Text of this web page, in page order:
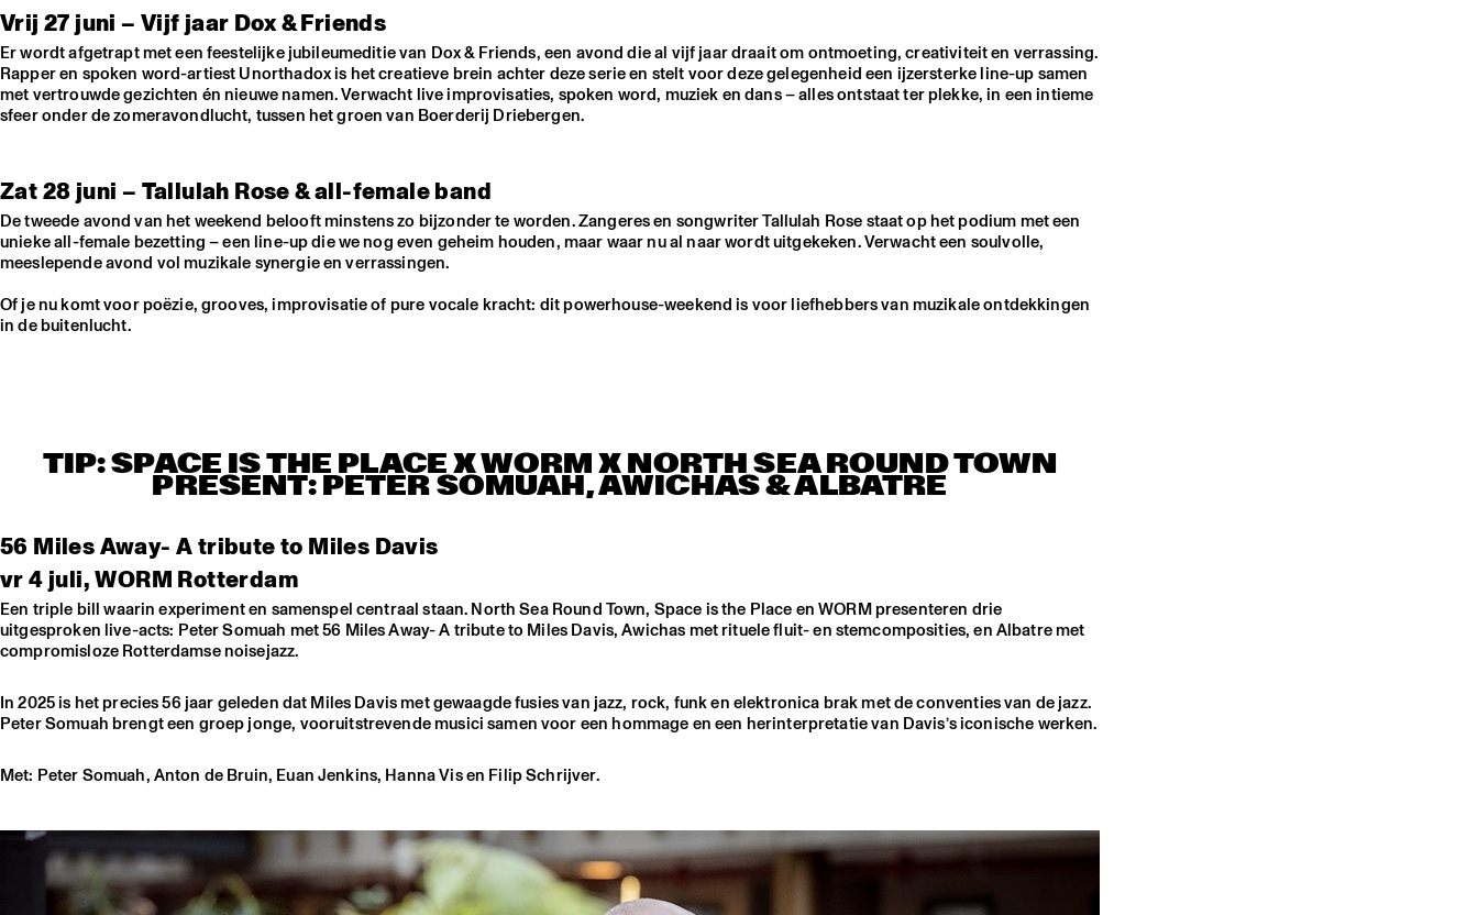
Vrij 27 juni – Vijf jaar Dox & Friends
Er wordt afgetrapt met een feestelijke jubileumeditie van Dox & Friends, een avond die al vijf jaar draait om ontmoeting, creativiteit en verrassing.
Rapper en spoken word-artiest Unorthadox is het creatieve brein achter deze serie en stelt voor deze gelegenheid een ijzersterke line-up samen
met vertrouwde gezichten én nieuwe namen. Verwacht live improvisaties, spoken word, muziek en dans – alles ontstaat ter plekke, in een intieme
sfeer onder de zomeravondlucht, tussen het groen van Boerderij Driebergen.
Zat 28 juni – Tallulah Rose & all-female band
De tweede avond van het weekend belooft minstens zo bijzonder te worden. Zangeres en songwriter Tallulah Rose staat op het podium met een
unieke all-female bezetting – een line-up die we nog even geheim houden, maar waar nu al naar wordt uitgekeken. Verwacht een soulvolle,
meeslepende avond vol muzikale synergie en verrassingen.
Of je nu komt voor poëzie, grooves, improvisatie of pure vocale kracht: dit powerhouse-weekend is voor liefhebbers van muzikale ontdekkingen
in de buitenlucht.
TIP: SPACE IS THE PLACE X WORM X NORTH SEA ROUND TOWN
PRESENT: PETER SOMUAH, AWICHAS & ALBATRE
56 Miles Away- A tribute to Miles Davis
vr 4 juli, WORM Rotterdam
Een triple bill waarin experiment en samenspel centraal staan. North Sea Round Town, Space is the Place en WORM presenteren drie
uitgesproken live-acts: Peter Somuah met 56 Miles Away- A tribute to Miles Davis, Awichas met rituele fluit- en stemcomposities, en Albatre met
compromisloze Rotterdamse noisejazz.
In 2025 is het precies 56 jaar geleden dat Miles Davis met gewaagde fusies van jazz, rock, funk en elektronica brak met de conventies van de jazz.
Peter Somuah brengt een groep jonge, vooruitstrevende musici samen voor een hommage en een herinterpretatie van Davis’s iconische werken.
Met: Peter Somuah, Anton de Bruin, Euan Jenkins, Hanna Vis en Filip Schrijver.